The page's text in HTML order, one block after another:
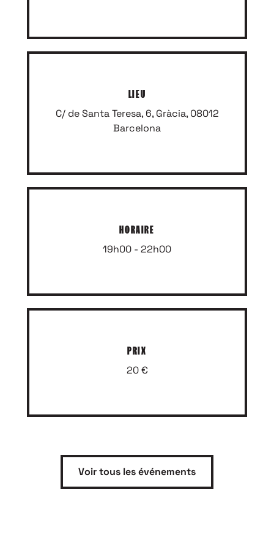
LIEU
C/ de Santa Teresa, 6, Gràcia, 08012
Barcelona
HORAIRE
19h00 - 22h00
PRIX
20 €
Voir tous les événements